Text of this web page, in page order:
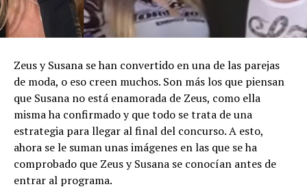
Zeus y Susana se han convertido en una de las parejas
de moda, o eso creen muchos. Son más los que piensan
que Susana no está enamorada de Zeus, como ella
misma ha confirmado y que todo se trata de una
estrategia para llegar al final del concurso. A esto,
ahora se le suman unas imágenes en las que se ha
comprobado que Zeus y Susana se conocían antes de
entrar al programa.